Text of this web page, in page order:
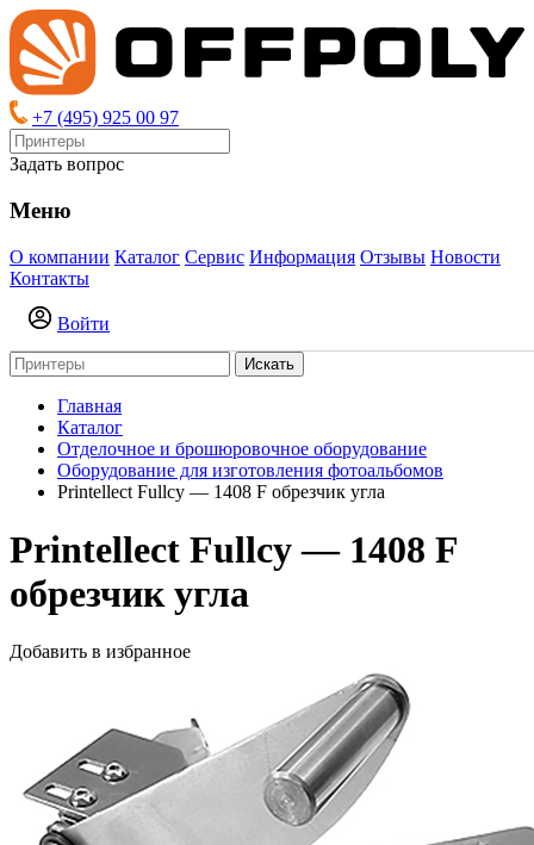
+7 (495) 925 00 97
Задать вопрос
Меню
О компании Каталог Сервис Информация Отзывы Новости
Контакты
Войти
Искать
Главная
Каталог
Отделочное и брошюровочное оборудование
Оборудование для изготовления фотоальбомов
Printellect Fullcy — 1408 F обрезчик угла
Printellect Fullcy — 1408 F
обрезчик угла
Добавить в избранное